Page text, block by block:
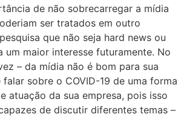
de não sobrecarregar a mídia
ser tratados em outro
que não seja hard news ou
um maior interesse futuramente. No
– da mídia não é bom para sua
sobre o COVID-19 de uma forma
atuação da sua empresa, pois isso
de discutir diferentes temas –